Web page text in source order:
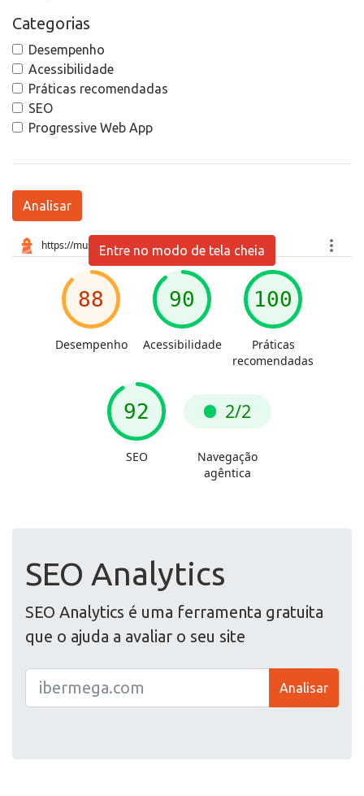
Categorias
Desempenho
Acessibilidade
Práticas recomendadas
SEO
Progressive Web App
Analisar
Entre no modo de tela cheia
SEO Analytics
SEO Analytics é uma ferramenta gratuita
que o ajuda a avaliar o seu site
Analisar